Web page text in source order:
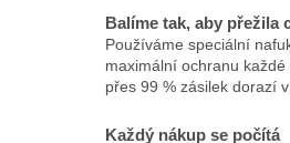
Balíme tak, aby přežila
Používáme speciální
maximální ochranu
přes 99 % zásilek dorazí
Každý nákup se počítá